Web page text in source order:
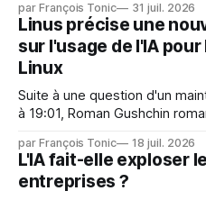
s'étaient échappés de leur
et avaient mené une intrusion
Face. La réaction
par François Tonic 31 juil. 2026
Linus précise une
sur l'usage de l'IA
Linux
Suite à une question d'un maintenant... Le
à 19:01, Roman Gushchin
mainteneurs — irréalisable. Si
les LLM de manière
par François Tonic 18 juil. 2026
L'IA fait-elle exploser
entreprises ?